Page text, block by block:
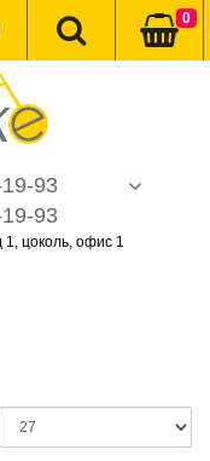
93
93
1, цоколь, офис 1
0